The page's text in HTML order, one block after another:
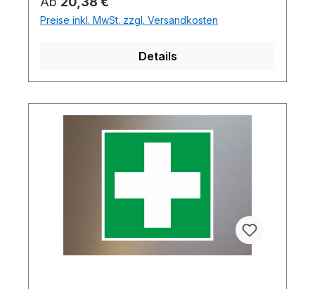
Preise inkl. MwSt. zzgl. Versandkosten
Details